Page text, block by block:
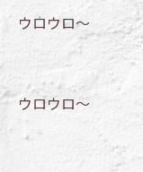
ウロウロ～
ウロウロ～